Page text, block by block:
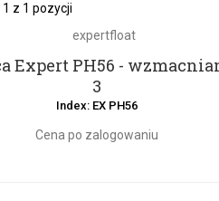
z 1 pozycji
Expert PH56 -
3
Index: EX PH56
Cena po zalogowaniu